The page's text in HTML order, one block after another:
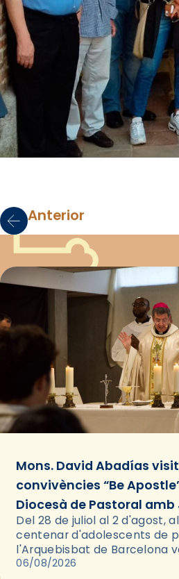
Anterior
Mons. David Abadías
convivències “Be
Diocesà de Pastoral amb
Del 28 de juliol al 2 d'agost,
centenar d'adolescents de
l'Arquebisbat de Barcelona
les convivències Be Apostle,
06/08/2026